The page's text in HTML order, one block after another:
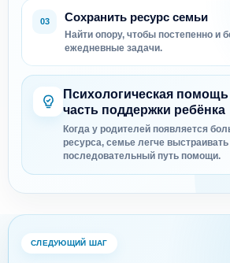
03 Сохранить ресурс семьи
Найти опору, чтобы постепенно и
ежедневные задачи.
Психологическая
часть поддержки ребёнка
Когда у родителей появляется
ресурса, семье легче
последовательный путь помощи.
СЛЕДУЮЩИЙ ШАГ